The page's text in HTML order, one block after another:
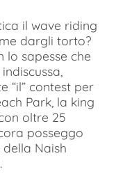
il wave riding
dargli torto?
lo sapesse che
“il” contest per
Park, la king
oltre 25
posseggo
Naish